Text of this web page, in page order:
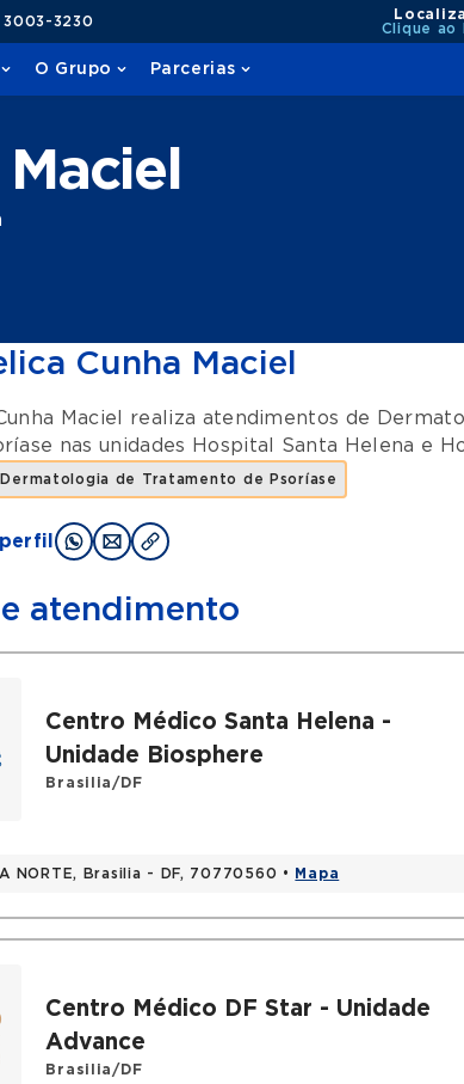
3003-3230
Clique ao
O Grupo Parcerias
Cunha Maciel
Maciel realiza atendimentos de
nas unidades Hospital Santa Helena e
Dermatologia de Tratamento de Psoríase
atendimento
Centro Médico Santa Helena -
Unidade Biosphere
Brasilia/DF
NORTE, Brasilia - DF, 70770560 • Mapa
Centro Médico DF Star - Unidade
Advance
Brasilia/DF